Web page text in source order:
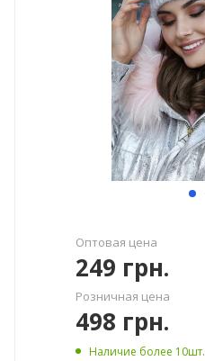
Оптовая цена
249 грн.
Розничная цена
498 грн.
Наличие более 10шт.